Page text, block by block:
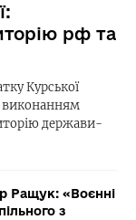
рф та
Курської
виконанням
держави-
Ращук: «Воєнні
з